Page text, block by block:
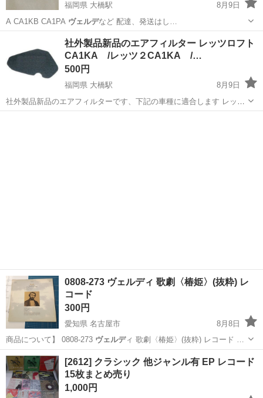
福岡県 大橋駅
8月9日
A CA1KB CA1PA ヴェルデ など 配達、発送はし…
福岡市 大橋駅 スズキ
社外製品新品のエアフィルター レッツロフト
CA1KA /レッツ２CA1KA /…
500円
福岡県 大橋駅
8月9日
社外製品新品のエアフィルターです、下記の車種に適合します レッツ
ロフト CA1KA /レッツ２ CA1KA / ｳﾞｪルデ CA1MA CA1MB
0808-273 ヴェルディ 歌劇〈椿姫〉(抜粋) レ
コード
300円
愛知県 名古屋市
8月8日
商品について】 0808-273 ヴェルディ 歌劇〈椿姫〉(抜粋) レコード …
愛知 名古屋市 CD レコード
[2612] クラシック 他ジャンル有 EP レコード
15枚まとめ売り
1,000円